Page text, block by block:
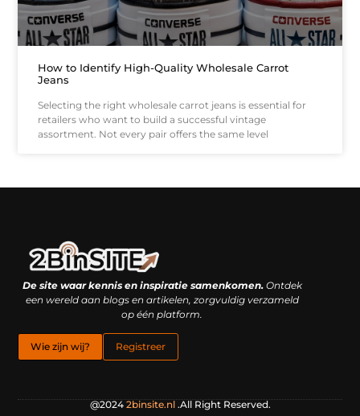
How to Identify High-Quality Wholesale Carrot
Jeans
Selecting the right wholesale carrot jeans is essential for
retailers who want to build a successful vintage
assortment. Not every pair offers the same level
De site waar kennis en inspiratie samenkomen.Ontdek
een wereld aan blogs en artikelen, zorgvuldig verzameld
op één platform.
Wie zijn wij? Registreer
@2024 2binsite.nl.All Right Reserved.